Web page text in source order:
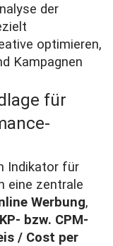
der
optimieren,
Kampagnen
für
Indikator für
eine zentrale
Werbung,
bzw. CPM-
/ Cost per